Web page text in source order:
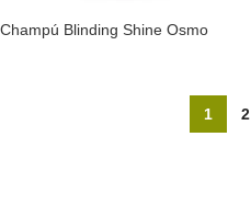
Champú Blinding Shine Osmo
1 2